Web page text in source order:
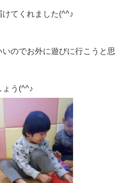
てくれました(^^♪
のでお外に遊びに行こうと思
ょう(^^♪